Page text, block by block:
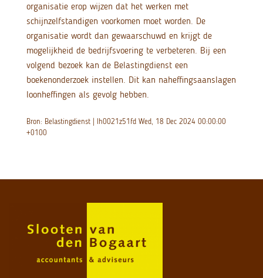
organisatie erop wijzen dat het werken met
schijnzelfstandigen voorkomen moet worden. De
organisatie wordt dan gewaarschuwd en krijgt de
mogelijkheid de bedrijfsvoering te verbeteren. Bij een
volgend bezoek kan de Belastingdienst een
boekenonderzoek instellen. Dit kan naheffingsaanslagen
loonheffingen als gevolg hebben.
Bron: Belastingdienst | lh0021z51fd Wed, 18 Dec 2024 00:00:00
+0100